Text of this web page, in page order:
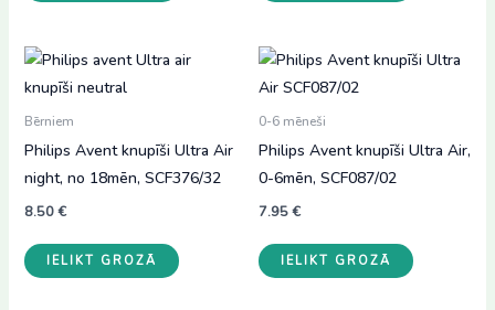
Bērniem
Philips Avent knupīši Ultra Air
night, no 18mēn, SCF376/32
8.50€
IELIKT GROZĀ
0-6 mēneši
Philips Avent knupīši Ultra Air,
0-6mēn, SCF087/02
7.95€
IELIKT GROZĀ